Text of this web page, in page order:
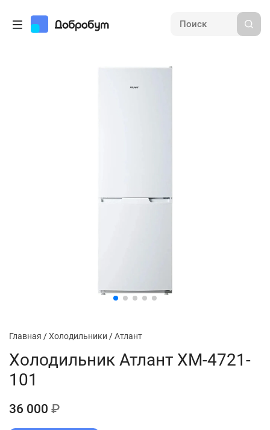
Главная /Холодильники /Атлант
Холодильник Атлант ХМ-4721-
101
36 000 ₽